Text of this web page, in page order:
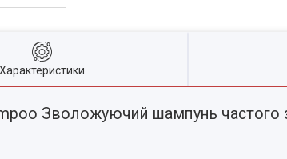
Характеристики
Зволожуючий шампунь